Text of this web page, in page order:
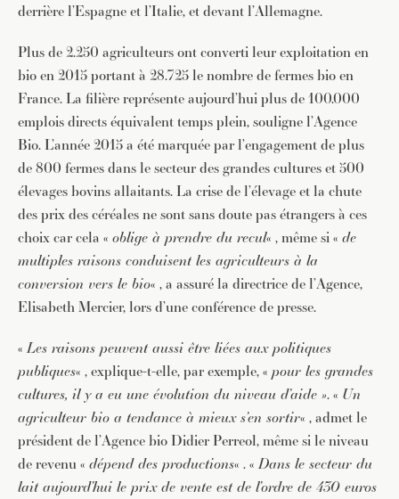
derrière l’Espagne et l’Italie, et devant l’Allemagne.
Plus de 2.250 agriculteurs ont converti leur exploitation en
bio en 2015 portant à 28.725 le nombre de fermes bio en
France. La filière représente aujourd’hui plus de 100.000
emplois directs équivalent temps plein, souligne l’Agence
Bio. L’année 2015 a été marquée par l’engagement de plus
de 800 fermes dans le secteur des grandes cultures et 500
élevages bovins allaitants. La crise de l’élevage et la chute
des prix des céréales ne sont sans doute pas étrangers à ces
choix car cela « oblige à prendre du recul« , même si « de
multiples raisons conduisent les agriculteurs à la
conversion vers le bio« , a assuré la directrice de l’Agence,
Elisabeth Mercier, lors d’une conférence de presse.
«Les raisons peuvent aussi être liées aux politiques
publiques« , explique-t-elle, par exemple, « pour les grandes
cultures, il y a eu une évolution du niveau d’aide ». « Un
agriculteur bio a tendance à mieux s’en sortir« , admet le
président de l’Agence bio Didier Perreol, même si le niveau
de revenu « dépend des productions« . «Dans le secteur du
lait aujourd’hui le prix de vente est de l’ordre de 430 euros